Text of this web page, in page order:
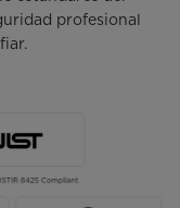
profesional